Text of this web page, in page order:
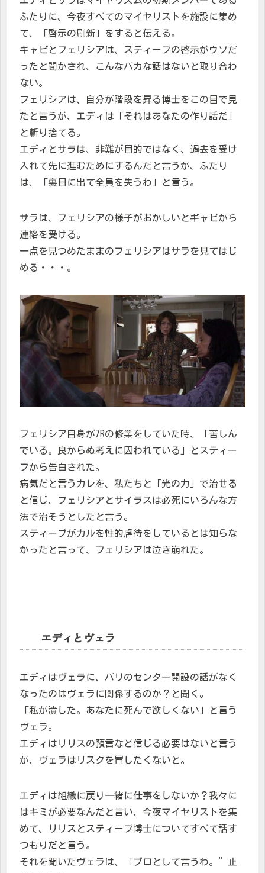
ふたりに、今夜すべてのマイヤリストを施設に集め
て、「啓示の刷新」をすると伝える。
ギャビとフェリシアは、スティーブの啓示がウソだ
ったと聞かされ、こんなバカな話はないと取り合わ
ない。
フェリシアは、自分が階段を昇る博士をこの目で見
たと言うが、エディは「それはあなたの作り話だ」
と斬り捨てる。
エディとサラは、非難が目的ではなく、過去を受け
入れて先に進むためにするんだと言うが、ふたり
は、「裏目に出て全員を失うわ」と言う。
サラは、フェリシアの様子がおかしいとギャビから
連絡を受ける。
一点を見つめたままのフェリシアはサラを見てはじ
める・・・。
フェリシア自身が7Rの修業をしていた時、「苦しん
でいる。良からぬ考えに囚われている」とスティー
ブから告白された。
病気だと言うカレを、私たちと「光の力」で治せる
と信じ、フェリシアとサイラスは必死にいろんな方
法で治そうとしたと言う。
スティーブがカルを性的虐待をしているとは知らな
かったと言って、フェリシアは泣き崩れた。
エディとヴェラ
エディはヴェラに、バリのセンター開設の話がなく
なったのはヴェラに関係するのか？と聞く。
「私が潰した。あなたに死んで欲しくない」と言う
ヴェラ。
エディはリリスの預言など信じる必要はないと言う
が、ヴェラはリスクを冒したくないと。
エディは組織に戻り一緒に仕事をしないか？我々に
はキミが必要なんだと言い、今夜マイヤリストを集
めて、リリスとスティーブ博士についてすべて話す
つもりだと言う。
それを聞いたヴェラは、「プロとして言うわ。”止